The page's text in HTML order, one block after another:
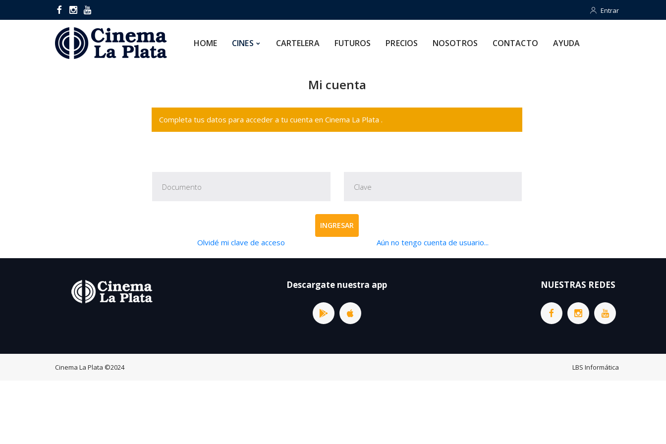
Entrar
Entrar
HOME CINES CARTELERA FUTUROS PRECIOS NOSOTROS CONTACTO AYUDA
Mi cuenta
Completa tus datos para acceder a tu cuenta en Cinema La Plata .
INGRESAR
Olvidé mi clave de acceso Aún no tengo cuenta de usuario...
Descargate nuestra app NUESTRAS REDES
Cinema La Plata ©2024 LBS Informática